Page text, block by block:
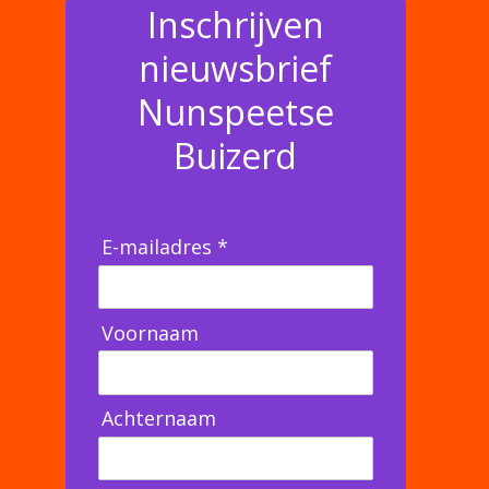
Inschrijven
nieuwsbrief
Nunspeetse
Buizerd
E-mailadres *
Voornaam
Achternaam